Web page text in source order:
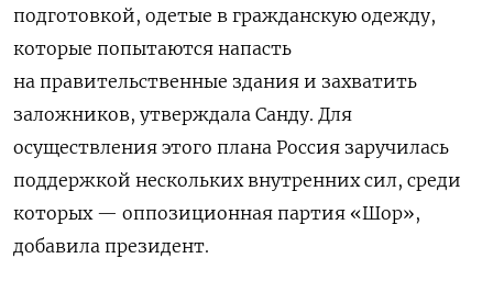
подготовкой, одетые в гражданскую одежду,
которые попытаются напасть
на правительственные здания и захватить
заложников, утверждала Санду. Для
осуществления этого плана Россия заручилась
поддержкой нескольких внутренних сил, среди
которых — оппозиционная партия «Шор»,
добавила президент.